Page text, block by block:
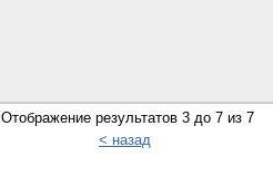
Отображение результатов 3 до 7 из 7
< назад